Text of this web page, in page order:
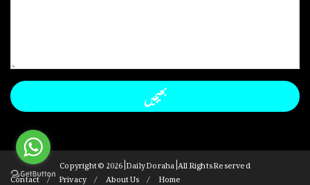
Copyright ©2026 | Daily Doraha | All Rights Reserved
Home
About Us
Privacy
Contact